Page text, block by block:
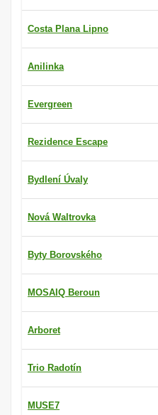
Costa Plana Lipno
Anilinka
Evergreen
Rezidence Escape
Bydlení Úvaly
Nová Waltrovka
Byty Borovského
MOSAIQ Beroun
Arboret
Trio Radotín
MUSE7